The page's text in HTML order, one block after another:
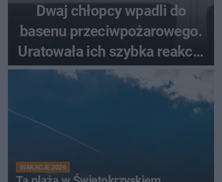
Dwaj chłopcy wpadli do
basenu przeciwpożarowego.
Uratowała ich szybka reakcja
świadków
WAKACJE 2026